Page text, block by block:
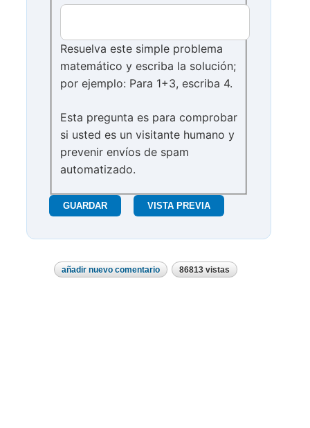
Resuelva este simple problema
matemático y escriba la solución;
por ejemplo: Para 1+3, escriba 4.
Esta pregunta es para comprobar
si usted es un visitante humano y
prevenir envíos de spam
automatizado.
añadir nuevo comentario 86813 vistas